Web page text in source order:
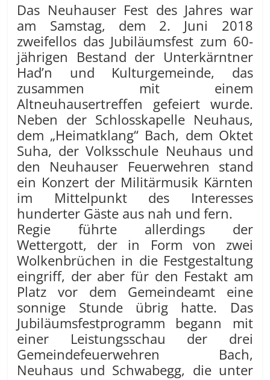
Das Neuhauser Fest des Jahres war
am Samstag, dem 2. Juni 2018
zweifellos das Jubiläumsfest zum 60-
jährigen Bestand der Unterkärntner
Had’n und Kulturgemeinde, das
zusammen mit einem
Altneuhausertreffen gefeiert wurde.
Neben der Schlosskapelle Neuhaus,
dem „Heimatklang“ Bach, dem Oktet
Suha, der Volksschule Neuhaus und
den Neuhauser Feuerwehren stand
ein Konzert der Militärmusik Kärnten
im Mittelpunkt des Interesses
hunderter Gäste aus nah und fern.
Regie führte allerdings der
Wettergott, der in Form von zwei
Wolkenbrüchen in die Festgestaltung
eingriff, der aber für den Festakt am
Platz vor dem Gemeindeamt eine
sonnige Stunde übrig hatte. Das
Jubiläumsfestprogramm begann mit
einer Leistungsschau der drei
Gemeindefeuerwehren Bach,
Neuhaus und Schwabegg, die unter